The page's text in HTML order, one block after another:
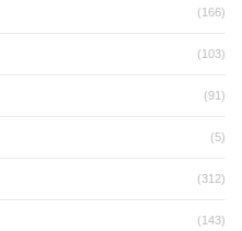
(166)
(103)
(91)
(5)
(312)
(143)